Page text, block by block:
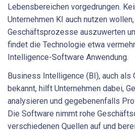
Lebensbereichen vorgedrungen.
Unternehmen KI auch nutzen
Geschäftsprozesse auszuwerten
findet die Technologie etwa
Intelligence-Software Anwendung.
Business Intelligence (BI), auch als
bekannt, hilft Unternehmen dabei,
analysieren und gegebenenfalls
Die Software nimmt rohe
verschiedenen Quellen auf und